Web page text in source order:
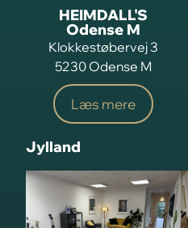
HEIMDALL'S
Odense M
Klokkestøbervej 3
5230 Odense M
Læs mere
Jylland